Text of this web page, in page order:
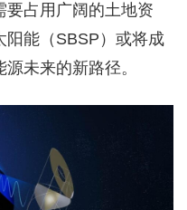
要占用广阔的土地资
阳能（SBSP）或将成
未来的新路径。